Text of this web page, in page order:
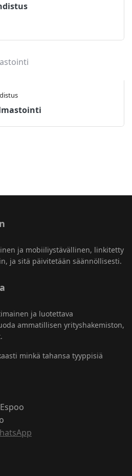
ja mobiiliystävällinen, linkitetty
ja sitä päivitetään säännöllisesti.
ja luotettava
ammatillisen yrityshakemiston,
minkä tahansa tyyppisiä